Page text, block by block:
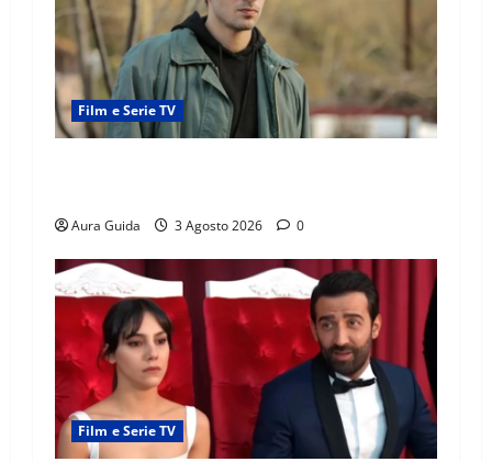
Film e Serie TV
Aura Guida 3 Agosto 2026 0
Film e Serie TV